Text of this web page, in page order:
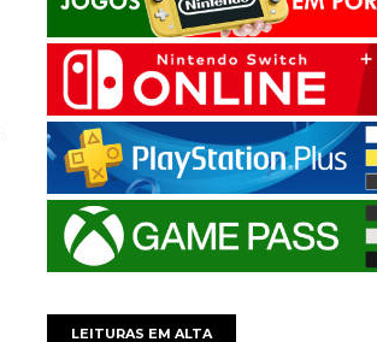
LEITURAS EM ALTA